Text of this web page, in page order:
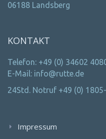
06188 Landsberg
KONTAKT
Telefon: +49 (0) 34602
E-Mail: info@rutte.de
24Std. Notruf +49 (0)
Impressum